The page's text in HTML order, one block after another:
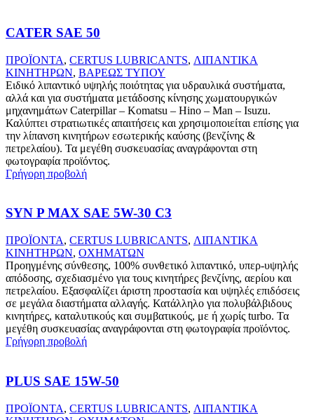
CATER SAE 50
ΠΡΟΪΟΝΤΑ, CERTUS LUBRICANTS, ΛΙΠΑΝΤΙΚΑ
ΚΙΝΗΤΗΡΩΝ, ΒΑΡΕΩΣ ΤΥΠΟΥ
Ειδικό λιπαντικό υψηλής ποιότητας για υδραυλικά συστήματα,
αλλά και για συστήματα μετάδοσης κίνησης χωματουργικών
μηχανημάτων Caterpillar – Komatsu – Hino – Man – Isuzu.
Καλύπτει στρατιωτικές απαιτήσεις και χρησιμοποιείται επίσης για
την λίπανση κινητήρων εσωτερικής καύσης (βενζίνης &
πετρελαίου). Τα μεγέθη συσκευασίας αναγράφονται στη
φωτογραφία προϊόντος.
Γρήγορη προβολή
SYN P MAX SAE 5W-30 C3
ΠΡΟΪΟΝΤΑ, CERTUS LUBRICANTS, ΛΙΠΑΝΤΙΚΑ
ΚΙΝΗΤΗΡΩΝ, ΟΧΗΜΑΤΩΝ
Προηγμένης σύνθεσης, 100% συνθετικό λιπαντικό, υπερ-υψηλής
απόδοσης, σχεδιασμένο για τους κινητήρες βενζίνης, αερίου και
πετρελαίου. Εξασφαλίζει άριστη προστασία και υψηλές επιδόσεις
σε μεγάλα διαστήματα αλλαγής. Κατάλληλο για πολυβάλβιδους
κινητήρες, καταλυτικούς και συμβατικούς, με ή χωρίς turbo. Τα
μεγέθη συσκευασίας αναγράφονται στη φωτογραφία προϊόντος.
Γρήγορη προβολή
PLUS SAE 15W-50
ΠΡΟΪΟΝΤΑ, CERTUS LUBRICANTS, ΛΙΠΑΝΤΙΚΑ